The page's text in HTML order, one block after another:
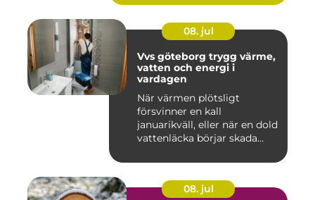
08. jul
Vvs göteborg trygg värme,
vatten och energi i
vardagen
När värmen plötsligt
försvinner en kall
januarikväll, eller när en dold
vattenläcka börjar skada
08. jul